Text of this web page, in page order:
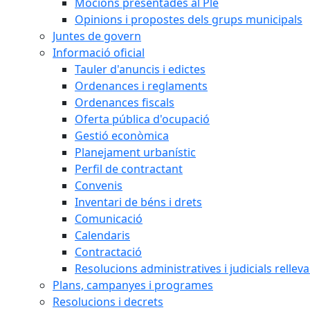
Opinions i propostes dels grups municipals
Juntes de govern
Informació oficial
Tauler d'anuncis i edictes
Ordenances i reglaments
Ordenances fiscals
Oferta pública d'ocupació
Gestió econòmica
Planejament urbanístic
Perfil de contractant
Convenis
Inventari de béns i drets
Comunicació
Calendaris
Contractació
Resolucions administratives i judicials
Plans, campanyes i programes
Resolucions i decrets